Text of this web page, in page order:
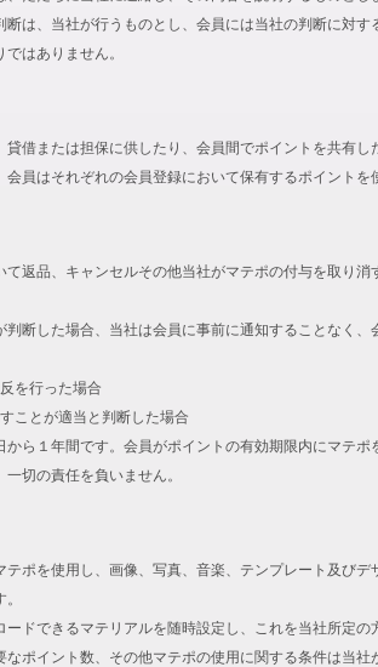
は、当社が行うものとし、会員には当社の判断に対
はありません。
借または担保に供したり、会員間でポイントを共有し
員はそれぞれの会員登録において保有するポイントを
返品、キャンセルその他当社がマテポの付与を取り
断した場合、当社は会員に事前に通知することなく、
を行った場合
ことが適当と判断した場合
ら１年間です。会員がポイントの有効期限内にマテ
切の責任を負いません。
ポを使用し、画像、写真、音楽、テンプレート及び
ドできるマテリアルを随時設定し、これを当社所定の
ポイント数、その他マテポの使用に関する条件は当